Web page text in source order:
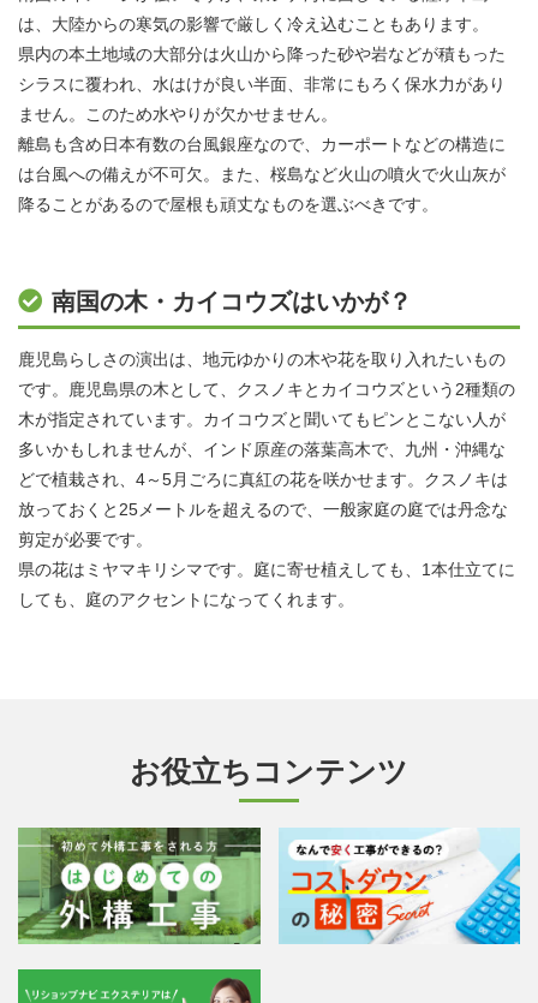
は、大陸からの寒気の影響で厳しく冷え込むこともあります。
県内の本土地域の大部分は火山から降った砂や岩などが積もった
シラスに覆われ、水はけが良い半面、非常にもろく保水力があり
ません。このため水やりが欠かせません。
離島も含め日本有数の台風銀座なので、カーポートなどの構造に
は台風への備えが不可欠。また、桜島など火山の噴火で火山灰が
降ることがあるので屋根も頑丈なものを選ぶべきです。
南国の木・カイコウズはいかが？
鹿児島らしさの演出は、地元ゆかりの木や花を取り入れたいもの
です。鹿児島県の木として、クスノキとカイコウズという2種類の
木が指定されています。カイコウズと聞いてもピンとこない人が
多いかもしれませんが、インド原産の落葉高木で、九州・沖縄な
どで植栽され、4～5月ごろに真紅の花を咲かせます。クスノキは
放っておくと25メートルを超えるので、一般家庭の庭では丹念な
剪定が必要です。
県の花はミヤマキリシマです。庭に寄せ植えしても、1本仕立てに
しても、庭のアクセントになってくれます。
お役立ちコンテンツ